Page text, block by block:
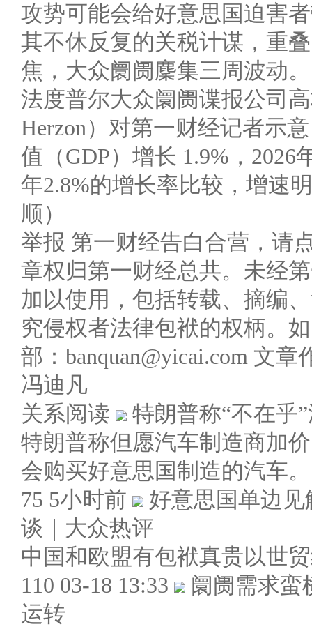
攻势可能会给好意思国迫害
其不休反复的关税计谋，重
焦，大众阛阓麇集三周波动。
法度普尔大众阛阓谍报公司
Herzon）对第一财经记者示
值（GDP）增长 1.9%，2026
年2.8%的增长率比较，增速
顺）
举报 第一财经告白合营，请
章权归第一财经总共。未经
加以使用，包括转载、摘编
究侵权者法律包袱的权柄。
部：banquan@yicai.com 文章
冯迪凡
关系阅读
特朗普称“不在乎
特朗普称但愿汽车制造商加
会购买好意思国制造的汽车。
75 5小时前
好意思国单边
谈｜大众热评
中国和欧盟有包袱真贵以世
110 03-18 13:33
阛阓需求蛮
运转